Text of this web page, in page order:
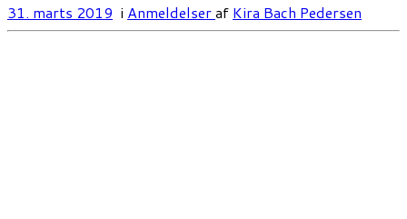
31. marts 2019 i Anmeldelseraf Kira Bach Pedersen